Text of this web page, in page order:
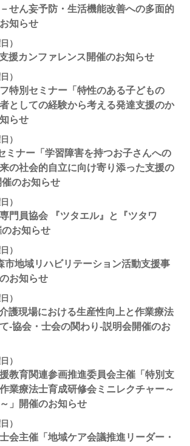
せん妄予防・生活機能改善への多面的
知らせ
）
援カンファレンス開催のお知らせ
）
特別セミナー「特性のある子どもの
としての経験から考える発達支援のか
らせ
）
ミナー「学習障害を持つお子さんへの
の社会的自立に向け寄り添った支援の
のお知らせ
）
門員協会 『ツタエル』と『ツタワ
お知らせ
）
市地域リハビリテーション活動支援事
お知らせ
）
護現場における生産性向上と作業療法
-協会・士会の関わり-説明会開催のお
）
援教育関連参画推進委員会主催「特別支
業療法士育成研修会ミニレクチャー～
」開催のお知らせ
）
会主催「地域ケア会議推進リーダー・